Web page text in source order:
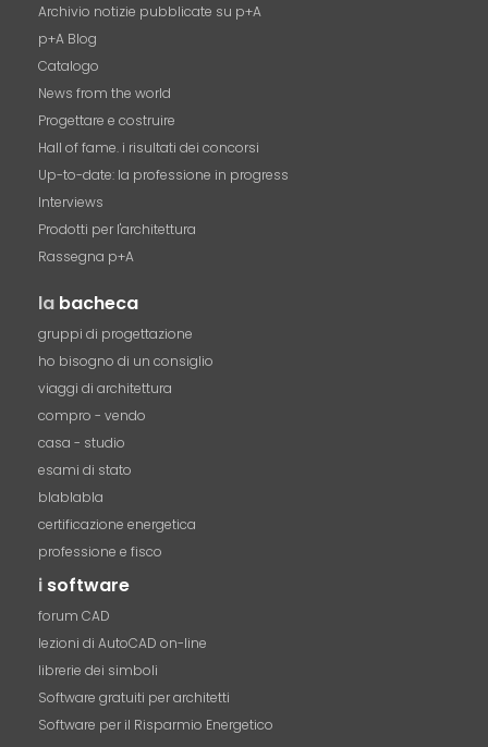
Archivio notizie pubblicate su p+A
p+A Blog
Catalogo
News from the world
Progettare e costruire
Hall of fame. i risultati dei concorsi
Up-to-date: la professione in progress
Interviews
Prodotti per l'architettura
Rassegna p+A
la bacheca
gruppi di progettazione
ho bisogno di un consiglio
viaggi di architettura
compro - vendo
casa - studio
esami di stato
blablabla
certificazione energetica
professione e fisco
i software
forum CAD
lezioni di AutoCAD on-line
librerie dei simboli
Software gratuiti per architetti
Software per il Risparmio Energetico